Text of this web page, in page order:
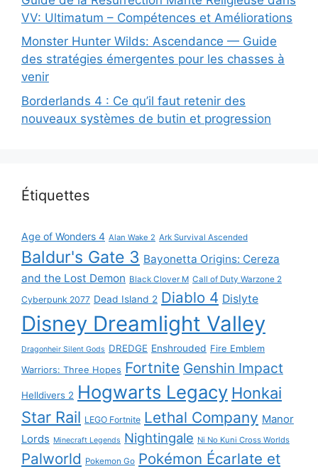
VV: Ultimatum – Compétences et Améliorations
Monster Hunter Wilds: Ascendance — Guide
des stratégies émergentes pour les chasses à
venir
Borderlands 4 : Ce qu’il faut retenir des
nouveaux systèmes de butin et progression
Étiquettes
Age of Wonders 4 Alan Wake 2 Ark Survival Ascended
Baldur's Gate 3 Bayonetta Origins: Cereza
and the Lost Demon Black Clover M Call of Duty Warzone 2
Cyberpunk 2077 Dead Island 2 Diablo 4 Dislyte
Disney Dreamlight Valley
Dragonheir Silent Gods DREDGE Enshrouded Fire Emblem
Warriors: Three Hopes Fortnite Genshin Impact
Helldivers 2 Hogwarts Legacy Honkai
Star Rail LEGO Fortnite Lethal Company Manor
Lords Minecraft Legends Nightingale Ni No Kuni Cross Worlds
Palworld Pokemon Go Pokémon Écarlate et